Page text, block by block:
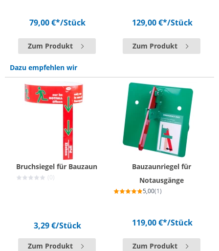
79,00 €*/Stück
Zum Produkt
129,00 €*/Stück
Zum Produkt
Dazu empfehlen wir
Bruchsiegel für Bauzaun
(0)
3,29 €/Stück
Zum Produkt
Bauzaunriegel für
Notausgänge
5,00(1)
119,00 €*/Stück
Zum Produkt